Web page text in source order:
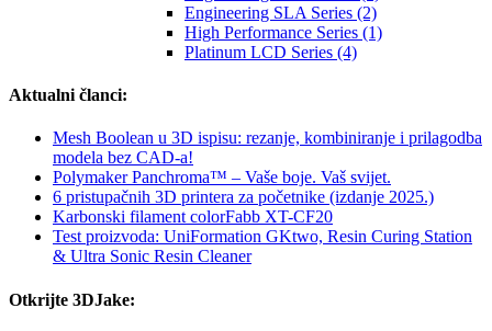
Engineering SLA Series (2)
High Performance Series (1)
Platinum LCD Series (4)
Aktualni članci:
Mesh Boolean u 3D ispisu: rezanje, kombiniranje i prilagodba
modela bez CAD-a!
Polymaker Panchroma™ – Vaše boje. Vaš svijet.
6 pristupačnih 3D printera za početnike (izdanje 2025.)
Karbonski filament colorFabb XT-CF20
Test proizvoda: UniFormation GKtwo, Resin Curing Station
& Ultra Sonic Resin Cleaner
Otkrijte 3DJake: